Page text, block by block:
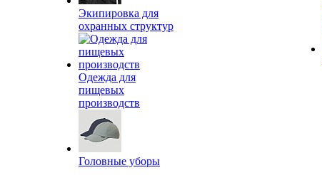
Экипировка для
охранных структур
Одежда для
пищевых
производств
Головные уборы